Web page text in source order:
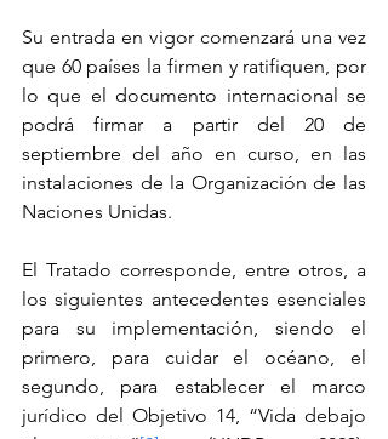
Su entrada en vigor comenzará una vez
que 60 países la firmen y ratifiquen, por
lo que el documento internacional se
podrá firmar a partir del 20 de
septiembre del año en curso, en las
instalaciones de la Organización de las
Naciones Unidas.
El Tratado corresponde, entre otros, a
los siguientes antecedentes esenciales
para su implementación, siendo el
primero, para cuidar el océano, el
segundo, para establecer el marco
jurídico del Objetivo 14, “Vida debajo